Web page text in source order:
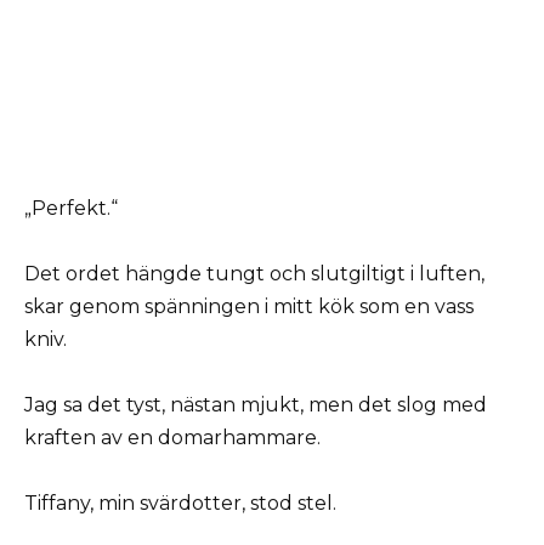
„Perfekt.“
Det ordet hängde tungt och slutgiltigt i luften,
skar genom spänningen i mitt kök som en vass
kniv.
Jag sa det tyst, nästan mjukt, men det slog med
kraften av en domarhammare.
Tiffany, min svärdotter, stod stel.